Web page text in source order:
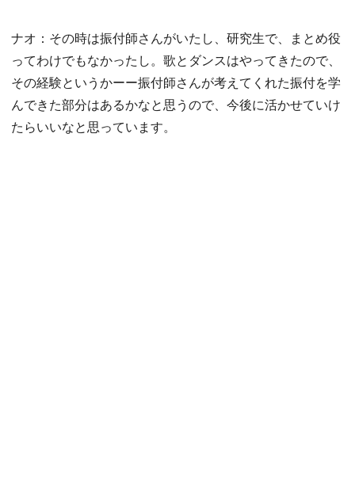
ナオ：その時は振付師さんがいたし、研究生で、まとめ役
ってわけでもなかったし。歌とダンスはやってきたので、
その経験というかーー振付師さんが考えてくれた振付を学
んできた部分はあるかなと思うので、今後に活かせていけ
たらいいなと思っています。